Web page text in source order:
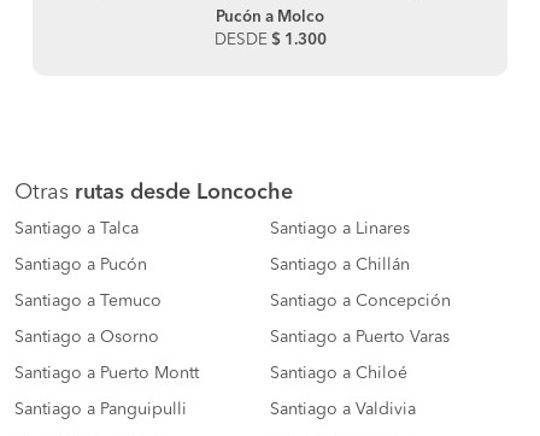
Pucón a Molco
DESDE $ 1.300
Otras rutas desde Loncoche
Santiago a Talca Santiago a Linares
Santiago a Pucón Santiago a Chillán
Santiago a Temuco Santiago a Concepción
Santiago a Osorno Santiago a Puerto Varas
Santiago a Puerto Montt Santiago a Chiloé
Santiago a Panguipulli Santiago a Valdivia